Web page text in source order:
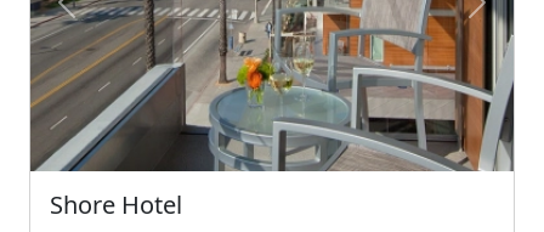
Previous Next
Shore Hotel